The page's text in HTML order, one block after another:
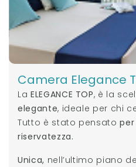
Camera Elegance
La ELEGANCE TOP, è la
elegante, ideale per chi
Tutto è stato pensato
riservatezza.
Unica, nell’ultimo piano